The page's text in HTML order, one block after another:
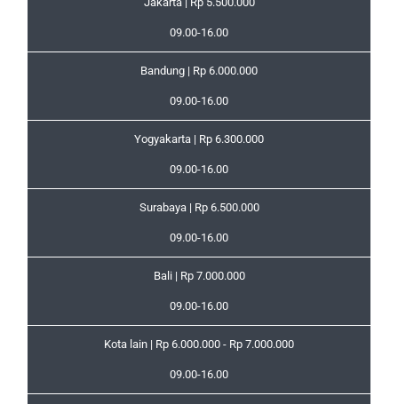
09.00-16.00
Bandung | Rp 6.000.000
09.00-16.00
Yogyakarta | Rp 6.300.000
09.00-16.00
Surabaya | Rp 6.500.000
09.00-16.00
Bali | Rp 7.000.000
09.00-16.00
Kota lain | Rp 6.000.000 - Rp 7.000.000
09.00-16.00